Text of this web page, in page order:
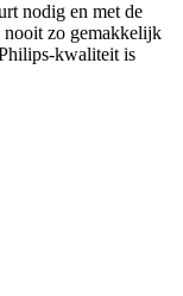
nodig en met de
nooit zo gemakkelijk
kwaliteit is